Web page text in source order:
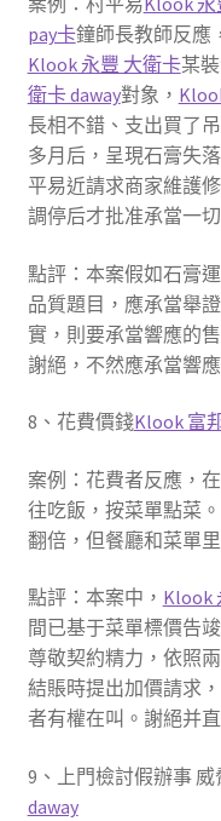
pay卡鐘師長教師反應
Klook 永豐 大衛卡某
衛卡 daway對象，
長相不錯、支出買了
多月后，呈現石膏失
平易近請求商家維護
調停后才批准承當一
點評：本案假如石膏
品質題目，應承當舉
實，則要承當響應的
謝絕，不然應承當響
8、花費價錢Klook 富
案例：花費者反應，
往吃飯，按菜單點菜
翻倍，但餐廳和菜單
點評：本案中， Klook
間已基于菜單標價告
尊敬契約精力，依照
結賬時提出加價請求
者有權在叫。謝絕并
9、上門檢討假辦事
daway